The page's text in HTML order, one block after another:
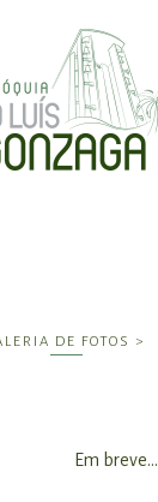
1047
on line 1049
DE FOTOS >
Em breve...